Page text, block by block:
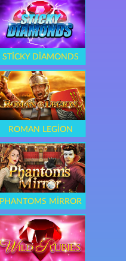
STICKY DIAMONDS
ROMAN LEGION
PHANTOMS MIRROR